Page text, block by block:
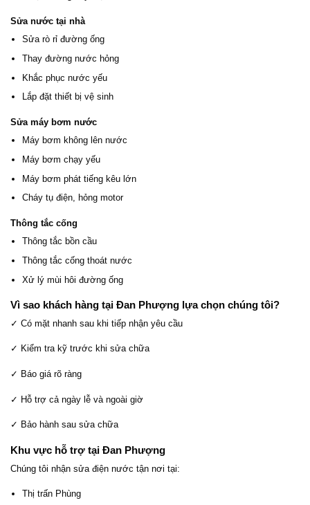
Sửa nước tại nhà
Sửa rò rỉ đường ống
Thay đường nước hỏng
Khắc phục nước yếu
Lắp đặt thiết bị vệ sinh
Sửa máy bơm nước
Máy bơm không lên nước
Máy bơm chạy yếu
Máy bơm phát tiếng kêu lớn
Cháy tụ điện, hỏng motor
Thông tắc cống
Thông tắc bồn cầu
Thông tắc cống thoát nước
Xử lý mùi hôi đường ống
Vì sao khách hàng tại Đan Phượng lựa chọn chúng tôi?
✓ Có mặt nhanh sau khi tiếp nhận yêu cầu
✓ Kiểm tra kỹ trước khi sửa chữa
✓ Báo giá rõ ràng
✓ Hỗ trợ cả ngày lễ và ngoài giờ
✓ Bảo hành sau sửa chữa
Khu vực hỗ trợ tại Đan Phượng
Chúng tôi nhận sửa điện nước tận nơi tại:
Thị trấn Phùng